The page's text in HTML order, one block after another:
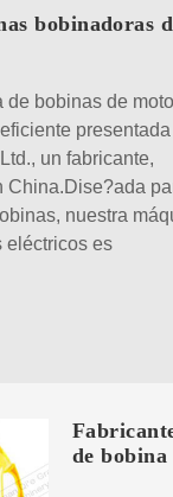
bobinadoras
de bobinas de
un fabricante,
China.Dise?ada
nuestra
eléctricos es
de bobina